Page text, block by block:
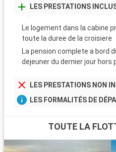
LES PRESTATIONS
Le logement dans la cabine
toute la duree de la croisiere
La pension complete a bord
dejeuner du dernier jour
LES PRESTATIONS NON
LES FORMALITÉS DE
TOUTE LA